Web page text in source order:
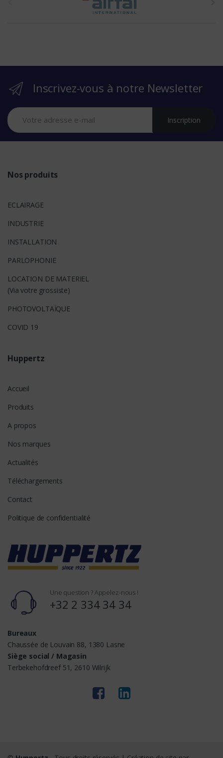
r
Inscrivez-vous à notre Newsletter
Inscription
Nos produits
ECLAIRAGE
INDUSTRIE
INSTALLATION
PARLOPHONIE
LOCATION DE MATERIEL
(Via votre grossiste)
PHOTOVOLTAÏQUE
COVID 19
Huppertz
Accueil
Produits
A propos
Nos marques
Actualités
Téléchargements
Contact
Politique de confidentialité
Une question ? Appelez-nous !
+32 2 334 34 34
Bureaux
Chaussée de Louvain 88, 1380 Lasne
Siège social / Magasin
Terbekehofdreef 51, 2610 Wilrijk